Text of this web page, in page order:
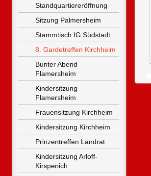
Standquartiereröffnung
Sitzung Palmersheim
Stammtisch IG Südstadt
8. Gardetreffen Kirchheim
Bunter Abend
Flamersheim
Kindersitzung
Flamersheim
Frauensitzung Kirchheim
Kindersitzung Kirchheim
Prinzentreffen Landrat
Kindersitzung Arloff-
Kirspenich